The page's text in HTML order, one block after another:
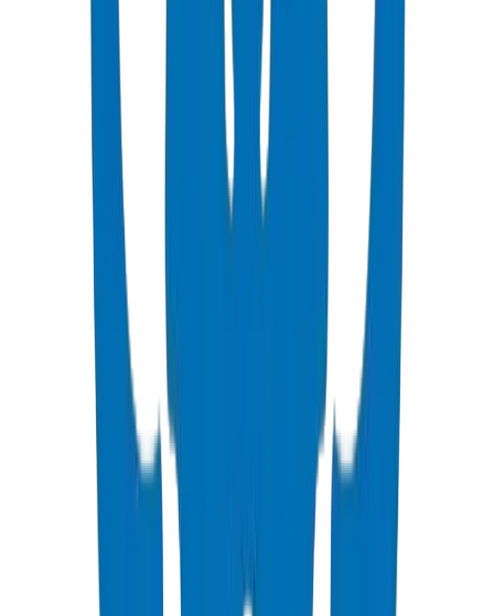
Le dimensionnement des tuyaux dépend du débit, des limites de
vitesse et des calculs de perte de charge.
Vitesse recommandée : 0,5 à 2,0 m/s pour la distribution d'eau
Utilisez la formule de Hazen-Williams avec C=150 pour les tuyaux
Gamme de diamètres : de 20 mm à 400 mm couvre la plupart des
applications municipales et commerciales.
Prévoyez l'expansion thermique : l'UPVC se dilate d'environ 0,06
mm par mètre et par °C.
Utilisez le collage par solvant selon la norme BS 4346 pour des
connexions permanentes.
Prévoyez des boucles de dilatation ou des connexions flexibles à des
Enfouissez les tuyaux à une profondeur minimale de 600 mm pour
les protéger des extrêmes de température de surface.